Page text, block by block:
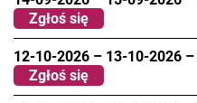
Zgłoś się
12-10-2026 – 13-10-2026 –
Zgłoś się